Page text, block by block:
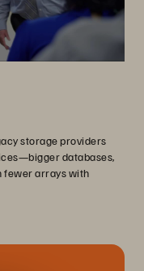
storage providers
databases,
fewer arrays with